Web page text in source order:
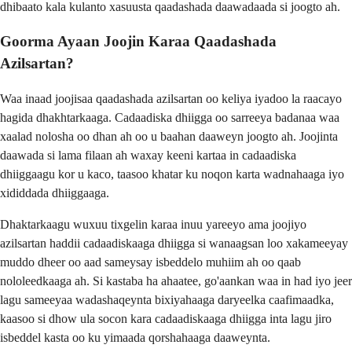
dhibaato kala kulanto xasuusta qaadashada daawadaada si joogto ah.
Goorma Ayaan Joojin Karaa Qaadashada
Azilsartan?
Waa inaad joojisaa qaadashada azilsartan oo keliya iyadoo la raacayo
hagida dhakhtarkaaga. Cadaadiska dhiigga oo sarreeya badanaa waa
xaalad nolosha oo dhan ah oo u baahan daaweyn joogto ah. Joojinta
daawada si lama filaan ah waxay keeni kartaa in cadaadiska
dhiiggaagu kor u kaco, taasoo khatar ku noqon karta wadnahaaga iyo
xididdada dhiiggaaga.
Dhaktarkaagu wuxuu tixgelin karaa inuu yareeyo ama joojiyo
azilsartan haddii cadaadiskaaga dhiigga si wanaagsan loo xakameeyay
muddo dheer oo aad sameysay isbeddelo muhiim ah oo qaab
nololeedkaaga ah. Si kastaba ha ahaatee, go'aankan waa in had iyo jeer
lagu sameeyaa wadashaqeynta bixiyahaaga daryeelka caafimaadka,
kaasoo si dhow ula socon kara cadaadiskaaga dhiigga inta lagu jiro
isbeddel kasta oo ku yimaada qorshahaaga daaweynta.